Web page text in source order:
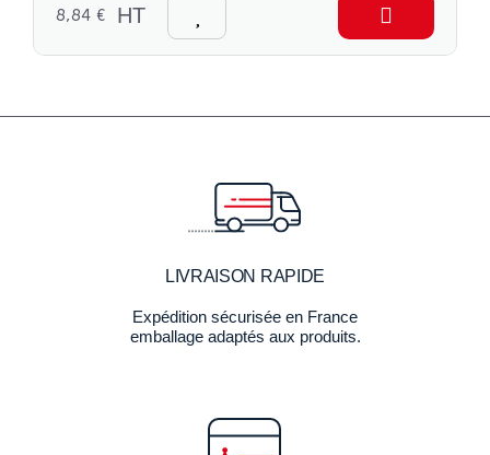
8,84 € HT
LIVRAISON RAPIDE
Expédition sécurisée en France
emballage adaptés aux produits.